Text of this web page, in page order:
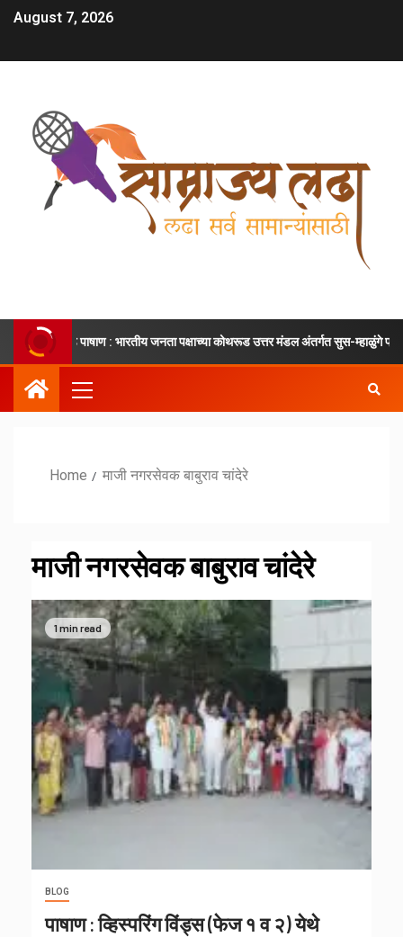
August 7, 2026
जनता पक्षाच्या कोथरूड उत्तर मंडल अंतर्गत सुस-म्हाळुंगे प्रभागाध्यक्ष म्हणून श्री.
Home माजी नगरसेवक बाबुराव चांदेरे
माजी नगरसेवक बाबुराव चांदेरे
1 min read
BLOG
पाषाण : व्हिस्परिंग विंड्स (फेज १ व २) येथे